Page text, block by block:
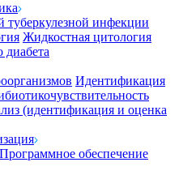
туберкулезной инфекции
Жидкостная цитология
диабета
Идентификация
(идентификация и оценка
Программное обеспечение